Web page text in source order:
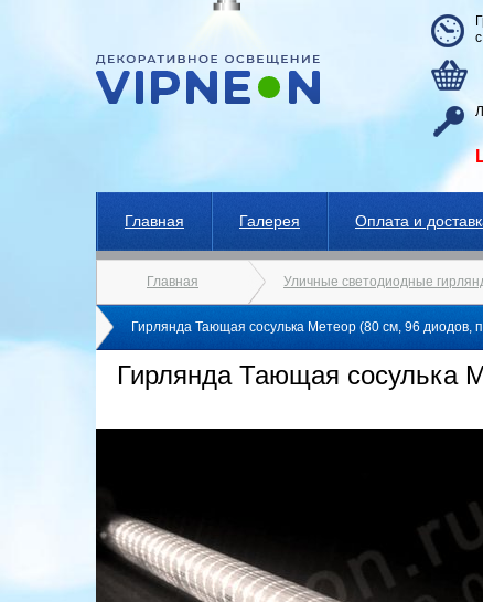
Главная Галерея Оплата и
Главная Уличные светодиодные
Гирлянда Тающая сосулька Метеор (80 см, 96 диодов,
Гирлянда Тающая сосулька